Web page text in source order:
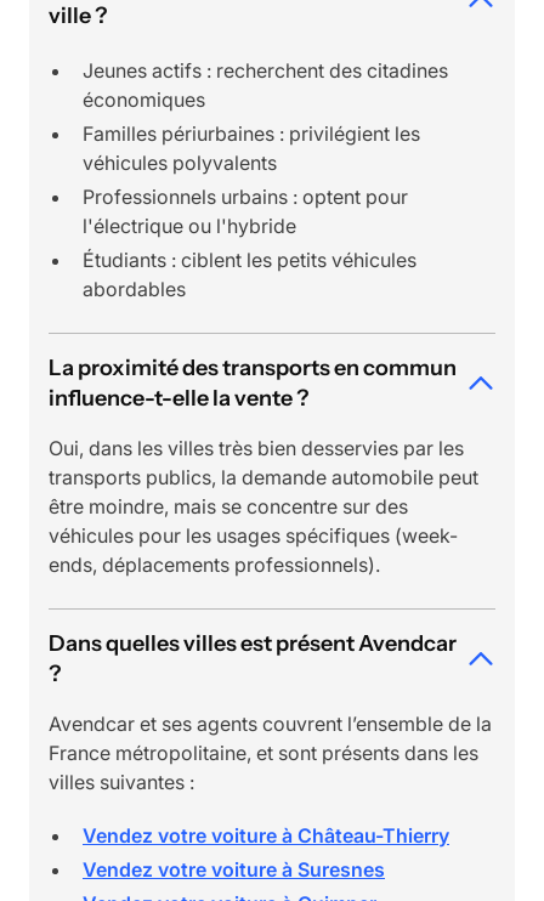
ville ?
Jeunes actifs : recherchent des citadines
économiques
Familles périurbaines : privilégient les
véhicules polyvalents
Professionnels urbains : optent pour
l'électrique ou l'hybride
Étudiants : ciblent les petits véhicules
abordables
La proximité des transports en commun
influence-t-elle la vente ?
Oui, dans les villes très bien desservies par les
transports publics, la demande automobile peut
être moindre, mais se concentre sur des
véhicules pour les usages spécifiques (week-
ends, déplacements professionnels).
Dans quelles villes est présent Avendcar
?
Avendcar et ses agents couvrent l’ensemble de la
France métropolitaine, et sont présents dans les
villes suivantes :
Vendez votre voiture à Château-Thierry
Vendez votre voiture à Suresnes